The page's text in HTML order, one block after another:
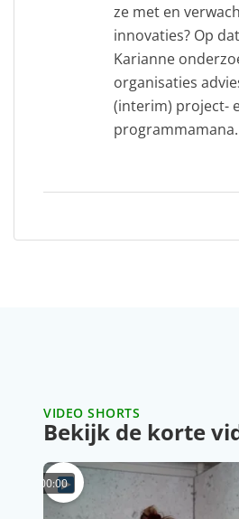
ze met en
innovaties? Op
Karianne
organisaties
(interim) project-
VIDEO SHORTS
Bekijk de korte
00:00